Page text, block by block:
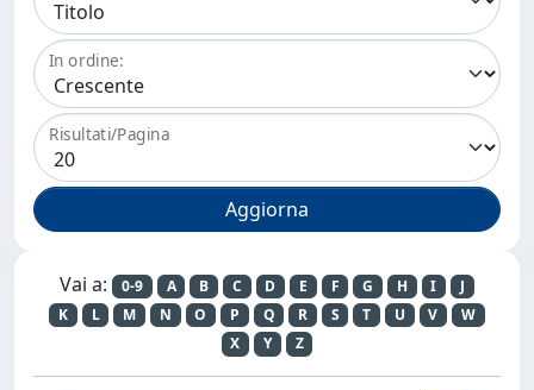
In ordine:
Risultati/Pagina
Vai a: 0-9 A B C D E F G H I
J
K
L M N O P Q R S T U V
W
X
Y Z